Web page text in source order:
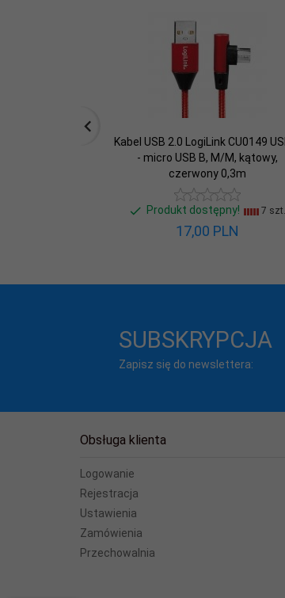
Kabel USB 2.0 LogiLink CU0149
- micro USB B, M/M, kątowy,
czerwony 0,3m
Produkt dostępny! 7 szt.
17,00 PLN
SUBSKRYPCJA
Zapisz się do newslettera:
Obsługa klienta
Logowanie
Rejestracja
Ustawienia
Zamówienia
Przechowalnia